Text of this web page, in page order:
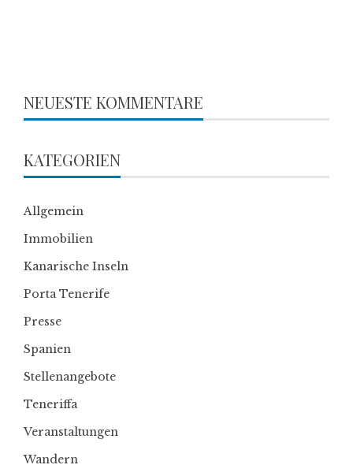
NEUESTE KOMMENTARE
KATEGORIEN
Allgemein
Immobilien
Kanarische Inseln
Porta Tenerife
Presse
Spanien
Stellenangebote
Teneriffa
Veranstaltungen
Wandern